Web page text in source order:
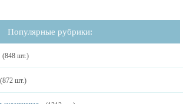
Популярные рубрики:
(848 шт.)
(872 шт.)